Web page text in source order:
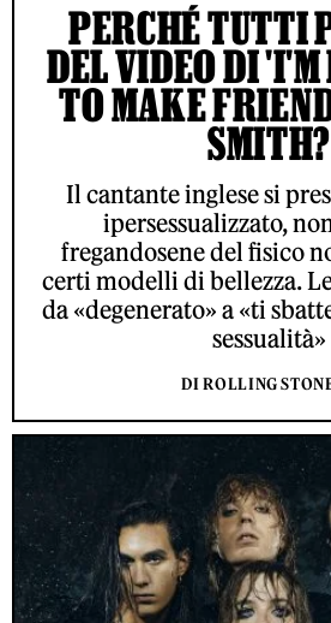
PERCHÉ TUTTI
DEL VIDEO DI 'I'M
TO MAKE
SMITH?
Il cantante inglese si
ipersessualizzato,
fregandosene del fisico
certi modelli di bellezza.
da «degenerato» a «ti
sessualità»
DI ROLLING